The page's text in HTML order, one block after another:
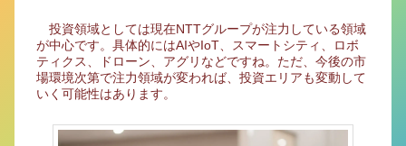
投資領域としては現在NTTグループが注力している領域
が中心です。具体的にはAIやIoT、スマートシティ、ロボ
ティクス、ドローン、アグリなどですね。ただ、今後の市
場環境次第で注力領域が変われば、投資エリアも変動して
いく可能性はあります。